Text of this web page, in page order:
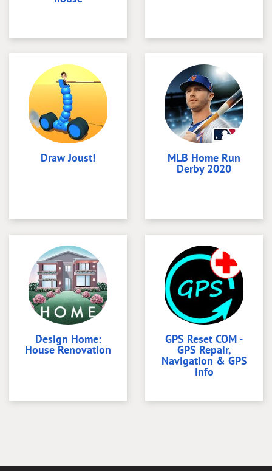
Draw Joust! MLB Home Run
Derby 2020
Design Home:
House Renovation
GPS Reset COM -
GPS Repair,
Navigation & GPS
info